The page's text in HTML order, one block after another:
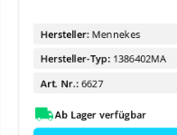
Hersteller: Mennekes
Hersteller-Typ: 1386402MA
Art. Nr.: 6627
Ab Lager verfügbar